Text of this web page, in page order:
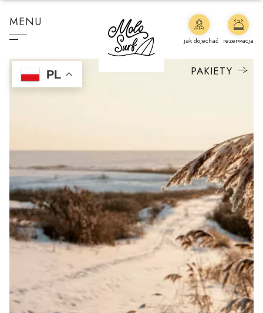
MENU
PL PAKIETY
jak dojechać rezerwacja